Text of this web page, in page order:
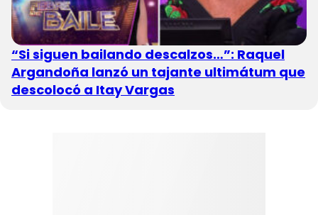
“Si siguen bailando descalzos…”: Raquel
Argandoña lanzó un tajante ultimátum que
descolocó a Itay Vargas